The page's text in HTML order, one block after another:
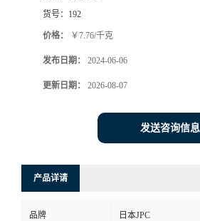
货号： 192
价格： ￥7.76/千克
发布日期： 2024-06-06
更新日期： 2026-08-07
发送咨询信息
产品详请
品牌 日本JPC